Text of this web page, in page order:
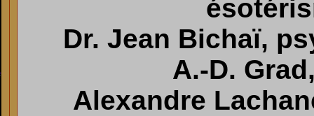
Dr. Jean Bichaï,
A.-D.
Alexandre